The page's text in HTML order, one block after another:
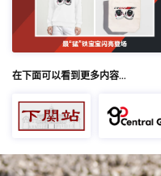
在下面可以看到更多内容…